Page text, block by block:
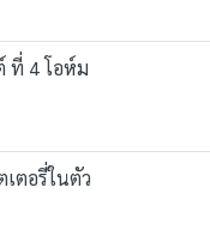
ที่ 4 โอห์ม
ตอรี่ในตัว